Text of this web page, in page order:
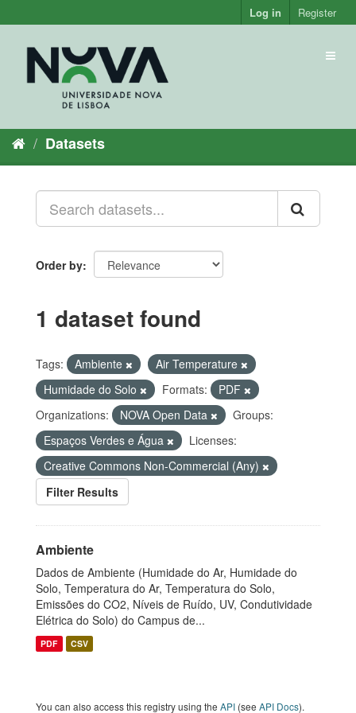
to
Log in Register
Datasets
Order by
1 dataset found
Tags: Ambiente
Air Temperature
Humidade do Solo
Formats:
PDF
Organizations:
NOVA Open Data
Groups:
Espaços Verdes e Água
Licenses:
Creative Commons Non-Commercial (Any)
Filter Results
Ambiente
Dados de Ambiente (Humidade do Ar, Humidade do
Solo, Temperatura do Ar, Temperatura do Solo,
Emissões do CO2, Níveis de Ruído, UV, Condutividade
Elétrica do Solo) do Campus de...
PDF CSV
You can also access this registry using the API (see API Docs).